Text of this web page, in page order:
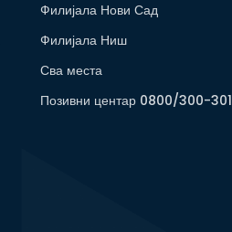
Филијала Нови Сад
Филијала Ниш
Сва места
Позивни центар 0800/300-301